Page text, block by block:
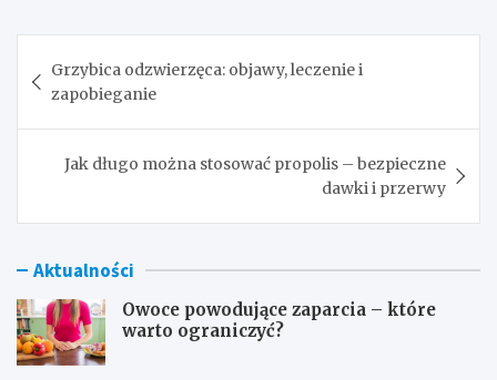
wpisu
Grzybica odzwierzęca: objawy, leczenie i
zapobieganie
Jak długo można stosować propolis – bezpieczne
dawki i przerwy
Aktualności
Owoce powodujące zaparcia – które
warto ograniczyć?